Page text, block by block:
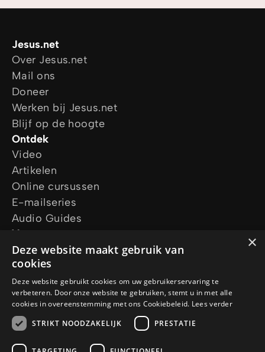
Jesus.net
Over Jesus.net
Mail ons
Doneer
Werken bij Jesus.net
Blijf op de hoogte
Ontdek
Video
Artikelen
Online cursussen
E-mailseries
Audio Guides
Vraag ons
Ik wil gebed
Ik heb een vraag
Vraag een gratis Bijbel aan
Volg ons
×
Deze website maakt gebruik van
cookies
Deze website gebruikt cookies om uw gebruikerservaring te
verbeteren. Door onze website te gebruiken, stemt u in met alle
cookies in overeenstemming met ons Cookiebeleid. Lees verder
STRIKT NOODZAKELIJK
PRESTATIE